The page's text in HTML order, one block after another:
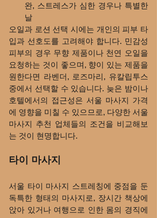
완, 스트레스가 심한 경우나 특별한
날
오일과 로션 선택 시에는 개인의 피부 타
입과 선호도를 고려해야 합니다. 민감성
피부의 경우 무향 제품이나 천연 오일을
요청하는 것이 좋으며, 향이 있는 제품을
원한다면 라벤더, 로즈마리, 유칼립투스
중에서 선택할 수 있습니다. 늦은 밤이나
호텔에서의 접근성은 서울 마사지 가격
에 영향을 미칠 수 있으므로, 다양한 서울
마사지 추천 업체들의 조건을 비교해보
는 것이 현명합니다.
타이 마사지
서울 타이 마사지 스트레칭에 중점을 둔
독특한 형태의 마사지로, 장시간 책상에
앉아 있거나 여행으로 인한 몸의 경직에